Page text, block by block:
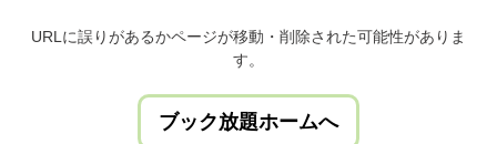
URLに誤りがあるかページが移動・削除された可能性がありま
す。
ブック放題ホームへ